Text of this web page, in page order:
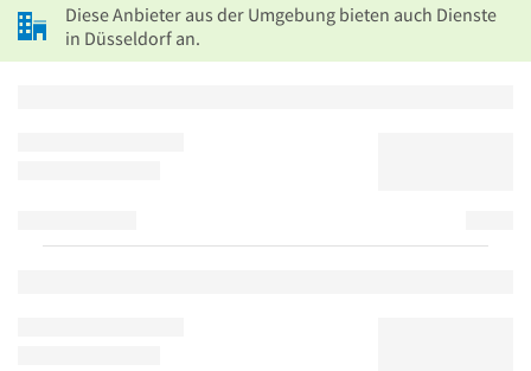
Diese Anbieter aus der Umgebung bieten auch Dienste
in Düsseldorf an.